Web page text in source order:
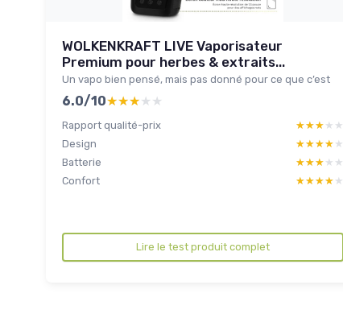
WOLKENKRAFT LIVE Vaporisateur
Premium pour herbes & extraits...
Un vapo bien pensé, mais pas donné pour ce que c’est
6.0/10★★★★★
★★★★★
Rapport qualité-prix ★★★★★
★★★★★
Design
★★★★★
★★★★★
Batterie
★★★★★
★★★★★
Confort
★★★★★
★★★★★
Lire le test produit complet